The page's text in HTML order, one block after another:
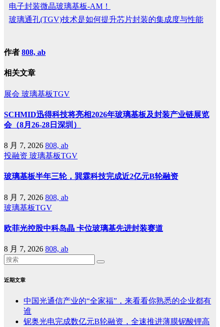
电子封装微晶玻璃基板-AM！
玻璃通孔(TGV)技术是如何提升芯片封装的集成度与性能
作者 808, ab
相关文章
展会 玻璃基板TGV
SCHMID迅得科技将亮相2026年玻璃基板及封装产业链展览
会（8月26-28日深圳）
8 月 7, 2026 808, ab
投融资 玻璃基板TGV
玻璃基板半年三轮，巽霖科技完成近2亿元B轮融资
8 月 7, 2026 808, ab
玻璃基板TGV
欧菲光控股中科岛晶 卡位玻璃基先进封装赛道
8 月 7, 2026 808, ab
近期文章
中国光通信产业的“全家福”，来看看你熟悉的企业都有
谁
铌奥光电完成数亿元B轮融资，全速推进薄膜铌酸锂高